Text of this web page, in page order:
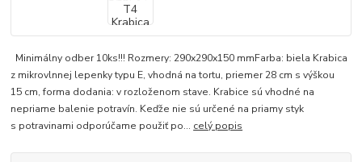
Minimálny odber 10ks!!! Rozmery: 290x290x150 mmFarba: biela Krabica
z mikrovlnnej lepenky typu E, vhodná na tortu, priemer 28 cm s výškou
15 cm, forma dodania: v rozloženom stave. Krabice sú vhodné na
nepriame balenie potravín. Keďže nie sú určené na priamy styk
s potravinami odporúčame použiť po... celý popis